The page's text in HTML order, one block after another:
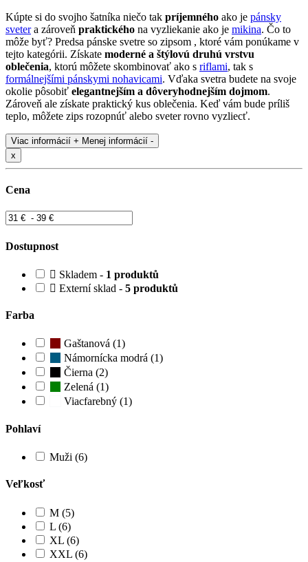
Kúpte si do svojho šatníka niečo tak príjemného ako je pánsky
svetera zároveň praktického na vyzliekanie ako je mikina. Čo to
môže byť? Predsa pánske svetre so zipsom , ktoré vám ponúkame v
tejto kategórii. Získate moderné a štýlovú druhú vrstvu
oblečenia, ktorú môžete skombinovať ako s riflami, tak s
formálnejšími pánskymi nohavicami. Vďaka svetra budete na svoje
okolie pôsobiť elegantnejším a dôveryhodnejším dojmom.
Zároveň ale získate praktický kus oblečenia. Keď vám bude príliš
teplo, môžete zips rozopnúť alebo sveter rovno vyzliecť.
Viac informácií + Menej informácií -
x
Cena
Dostupnost
Skladem - 1 produktů
Externí sklad - 5 produktů
Farba
Gaštanová (1)
Námornícka modrá (1)
Čierna (2)
Zelená (1)
Viacfarebný (1)
Pohlaví
Muži (6)
Veľkosť
M (5)
L (6)
XL (6)
XXL (6)